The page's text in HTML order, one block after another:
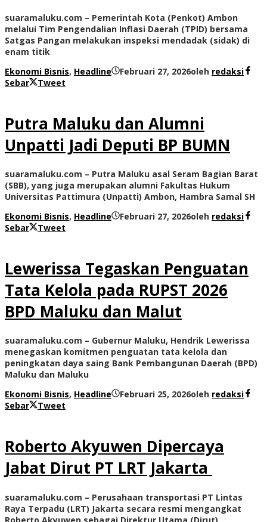
suaramaluku.com – Pemerintah Kota (Penkot) Ambon
melalui Tim Pengendalian Inflasi Daerah (TPID) bersama
Satgas Pangan melakukan inspeksi mendadak (sidak) di
enam titik
Ekonomi Bisnis, Headline Februari 27, 2026oleh redaksi
Sebar
Tweet
Putra Maluku dan Alumni
Unpatti Jadi Deputi BP BUMN
suaramaluku.com – Putra Maluku asal Seram Bagian Barat
(SBB), yang juga merupakan alumni Fakultas Hukum
Universitas Pattimura (Unpatti) Ambon, Hambra Samal SH
Ekonomi Bisnis, Headline Februari 27, 2026oleh redaksi
Sebar
Tweet
Lewerissa Tegaskan Penguatan
Tata Kelola pada RUPST 2026
BPD Maluku dan Malut
suaramaluku.com – Gubernur Maluku, Hendrik Lewerissa
menegaskan komitmen penguatan tata kelola dan
peningkatan daya saing Bank Pembangunan Daerah (BPD)
Maluku dan Maluku
Ekonomi Bisnis, Headline Februari 25, 2026oleh redaksi
Sebar
Tweet
Roberto Akyuwen Dipercaya
Jabat Dirut PT LRT Jakarta
suaramaluku.com – Perusahaan transportasi PT Lintas
Raya Terpadu (LRT) Jakarta secara resmi mengangkat
Roberto Akyuwen sebagai Direktur Utama (Dirut)